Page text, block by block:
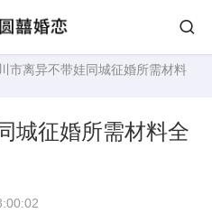
市离异不带娃同城征婚所需材料
城征婚所需材料全